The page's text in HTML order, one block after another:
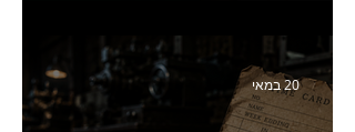
סמנכ״לית השיווק והמכירות
של מחלבות גד
20 במאי